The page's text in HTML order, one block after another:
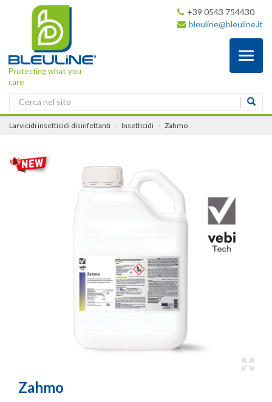
Protecting what you
care
+39 0543 754430
bleuline@bleuline.it
Larvicidi insetticidi disinfettanti Insetticidi Zahmo
Zahmo